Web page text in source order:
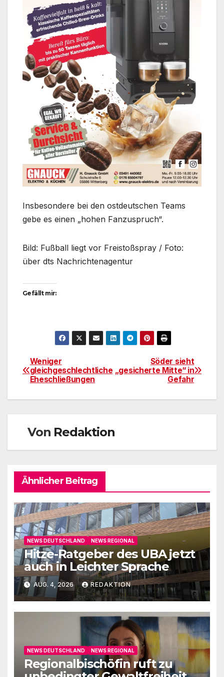
Insbesondere bei den ostdeutschen Teams
gebe es einen „hohen Fanzuspruch“.
Bild: Fußball liegt vor Freistoßspray / Foto:
über dts Nachrichtenagentur
Gefällt mir:
BeitragsnavigationSöder sieht
„gesicherte Mitte“ in
Gefahr
Weniger
gleichgeschlechtliche
Eheschließungen
Von Redaktion
Ähnlicher Beitrag
NEWS DEUTSCHLAND NEWS REGIONAL
Hitze-Ratgeber des UBA jetzt
auch in Leichter Sprache
AUG. 4, 2026 REDAKTION
NEWS DEUTSCHLAND NEWS REGIONAL
Regionalbischöfin ruft zu